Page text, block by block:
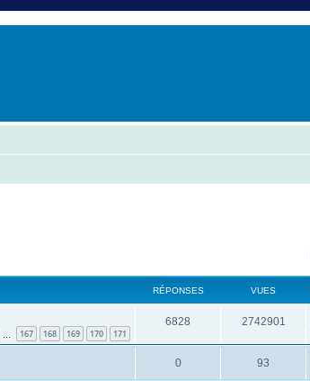
RÉPONSES VUES
167 168 169 170 171
6828 2742901
0 93